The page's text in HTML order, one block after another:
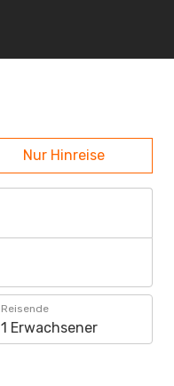
Nur Hinreise
Reisende
1 Erwachsener